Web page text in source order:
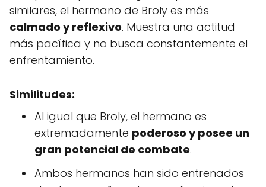
similares, el hermano de Broly es más
calmado y reflexivo. Muestra una actitud
más pacífica y no busca constantemente el
enfrentamiento.
Similitudes:
Al igual que Broly, el hermano es
extremadamente poderoso y posee un
gran potencial de combate.
Ambos hermanos han sido entrenados